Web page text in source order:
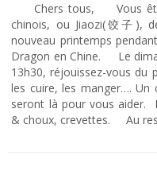
Chers tous, Vous êtes
chinois, ou Jiaozi(饺子),
nouveau printemps
Dragon en Chine. Le
13h30, réjouissez-vous du
les cuire, les manger…. Un
seront là pour vous aider.
& choux, crevettes. Au